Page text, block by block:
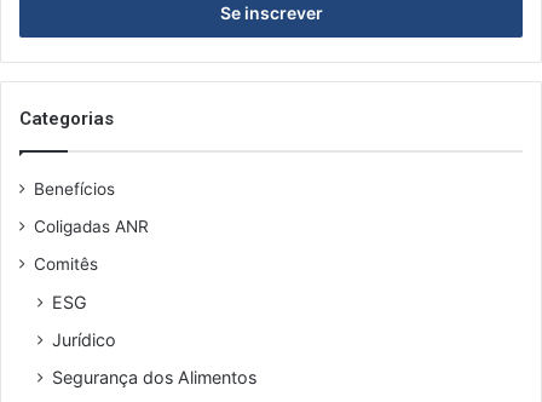
r
a
s
e
n
e
Categorias
Benefícios
Coligadas ANR
Comitês
ESG
Jurídico
Segurança dos Alimentos